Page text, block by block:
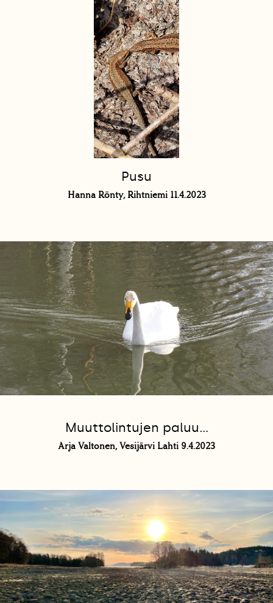
Pusu
Hanna Rönty, Rihtniemi 11.4.2023
Muuttolintujen paluu...
Arja Valtonen, Vesijärvi Lahti 9.4.2023